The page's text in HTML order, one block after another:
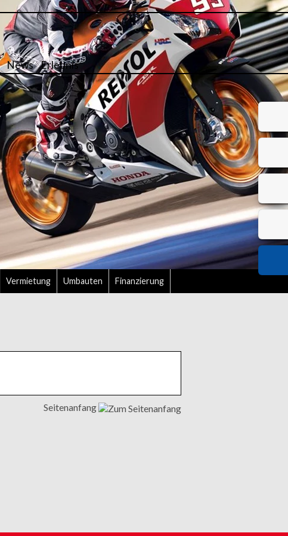
Vermietung Umbauten Finanzierung
News Erlebnis
Seitenanfang